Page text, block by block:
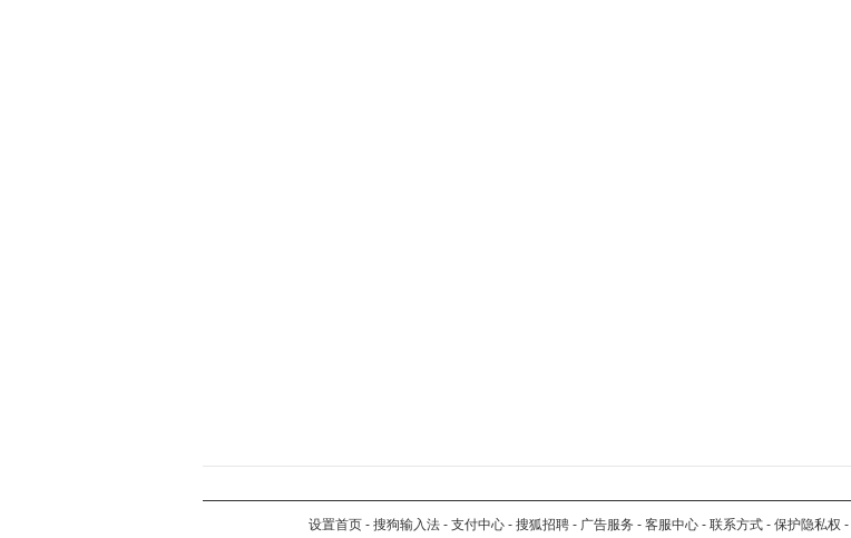
设置首页 - 搜狗输入法 - 支付中心 - 搜狐招聘 - 广告服务 - 客服中心 - 联系方式 - 保护隐私权 -